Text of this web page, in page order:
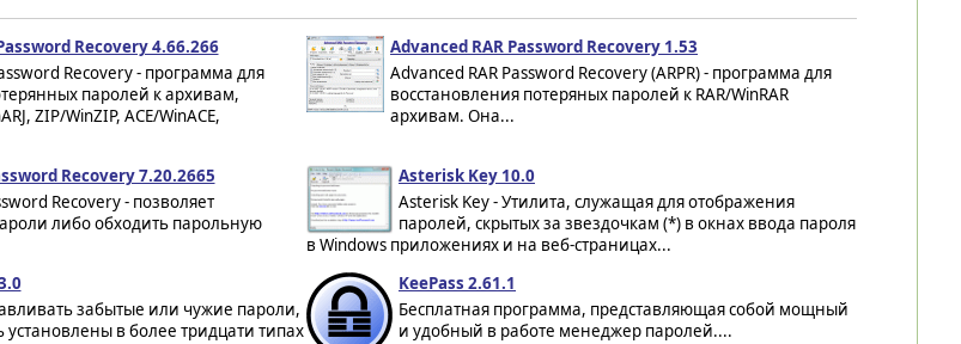
Recovery 4.66.266
Recovery - программа для
паролей к архивам,
ZIP/WinZIP, ACE/WinACE,
Advanced RAR Password Recovery 1.53
Advanced RAR Password Recovery (ARPR) - программа для
восстановления потеряных паролей к RAR/WinRAR
архивам. Она...
Recovery 7.20.2665
Recovery - позволяет
либо обходить парольную
Asterisk Key 10.0
Asterisk Key - Утилита, служащая для отображения
паролей, скрытых за звездочкам (*) в окнах ввода пароля
в Windows приложениях и на веб-страницах...
забытые или чужие пароли,
установлены в более тридцати типах
KeePass 2.61.1
Бесплатная программа, представляющая собой мощный
и удобный в работе менеджер паролей....